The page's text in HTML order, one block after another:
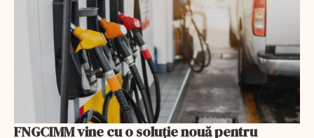
FNGCIMM vine cu o soluție nouă pentru